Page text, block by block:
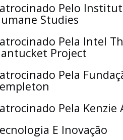
Pelo
Studies
Pela Intel
Project
Pela
Pela Kenzie
E Inovação